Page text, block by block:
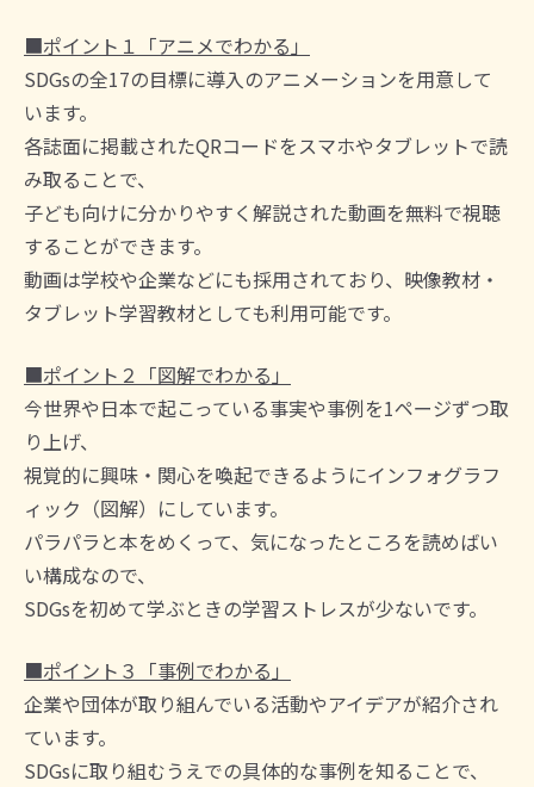
■ポイント１「アニメでわかる」
SDGsの全17の目標に導入のアニメーションを用意して
います。
各誌面に掲載されたQRコードをスマホやタブレットで読
み取ることで、
子ども向けに分かりやすく解説された動画を無料で視聴
することができます。
動画は学校や企業などにも採用されており、映像教材・
タブレット学習教材としても利用可能です。
■ポイント２「図解でわかる」
今世界や日本で起こっている事実や事例を1ページずつ取
り上げ、
視覚的に興味・関心を喚起できるようにインフォグラフ
ィック（図解）にしています。
パラパラと本をめくって、気になったところを読めばい
い構成なので、
SDGsを初めて学ぶときの学習ストレスが少ないです。
■ポイント３「事例でわかる」
企業や団体が取り組んでいる活動やアイデアが紹介され
ています。
SDGsに取り組むうえでの具体的な事例を知ることで、